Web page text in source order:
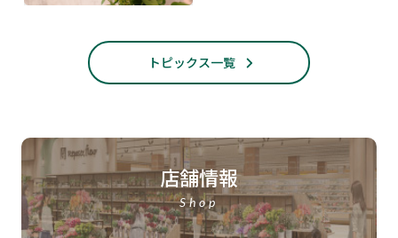
トピックス一覧
店舗情報
Shop